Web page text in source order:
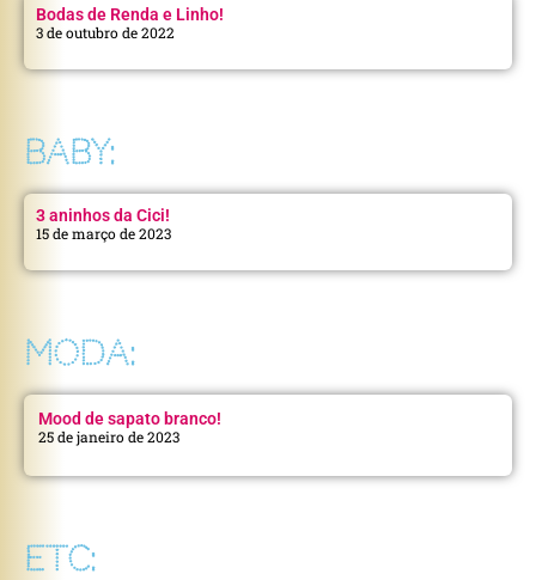
Bodas de Renda e Linho!
3 de outubro de 2022
BABY:
3 aninhos da Cici!
15 de março de 2023
MODA:
Mood de sapato branco!
25 de janeiro de 2023
ETC: